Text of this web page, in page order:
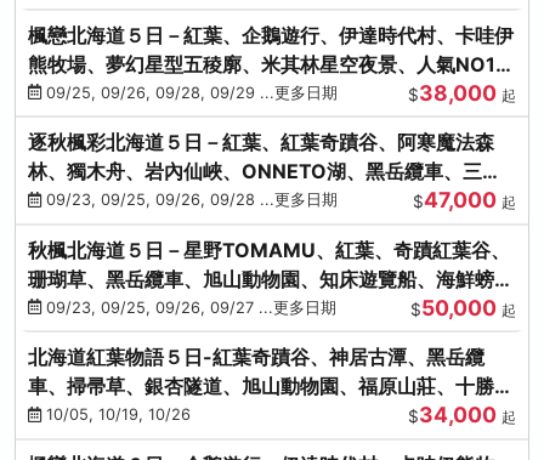
楓戀北海道５日－紅葉、企鵝遊行、伊達時代村、卡哇伊
熊牧場、夢幻星型五稜廓、米其林星空夜景、人氣NO1小
丑漢堡、洞爺花火
09/25, 09/26, 09/28, 09/29 ...更多日期 $38,000 起
逐秋楓彩北海道５日－紅葉、紅葉奇蹟谷、阿寒魔法森
林、獨木舟、岩內仙峽、ONNETO湖、黑岳纜車、三國
峠、豐平峽、螃蟹溫泉
09/23, 09/25, 09/26, 09/28 ...更多日期 $47,000 起
秋楓北海道５日－星野TOMAMU、紅葉、奇蹟紅葉谷、
珊瑚草、黑岳纜車、旭山動物園、知床遊覽船、海鮮螃蟹
和牛吃到飽
09/23, 09/25, 09/26, 09/27 ...更多日期 $50,000 起
北海道紅葉物語５日-紅葉奇蹟谷、神居古潭、黑岳纜
車、掃帚草、銀杏隧道、旭山動物園、福原山莊、十勝牧
場、冰的美術館
10/05, 10/19, 10/26 $34,000 起